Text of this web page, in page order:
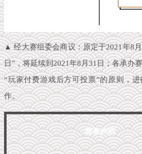
▲ 经大赛组委会商议：原定于2021年8
日”，将延续到2021年8月31日；各承办
“玩家付费游戏后方可投票”的原则，
作。
赛事声明